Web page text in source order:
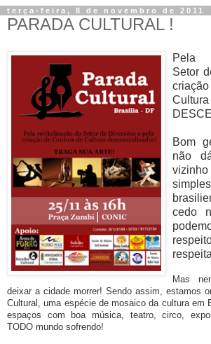
terça-feira, 8 de novembro de 2011
PARADA CULTURAL !
Pela
Setor
Cultura
Bom
não
cedo
Mas
deixar a cidade morrer! Sendo assim, estamos
Cultural, uma espécie de mosaico da cultura em
espaços com boa música, teatro, circo,
TODO mundo sofrendo!